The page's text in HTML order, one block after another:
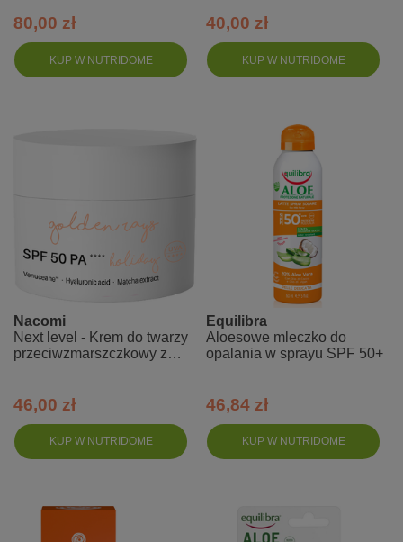
KUP W NUTRIDOME
80,00 zł
KUP W NUTRIDOME
40,00 zł
KUP W NUTRIDOME
Nacomi
Next level - Krem do twarzy
przeciwzmarszczkowy z
46,00 zł
KUP W NUTRIDOME
Equilibra
Aloesowe mleczko do
opalania w sprayu SPF 50+
46,84 zł